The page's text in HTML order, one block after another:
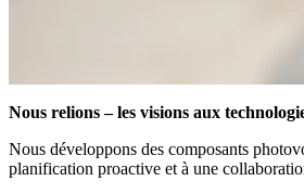
Nous relions – les visions aux
Nous développons des composants
planification proactive et à une